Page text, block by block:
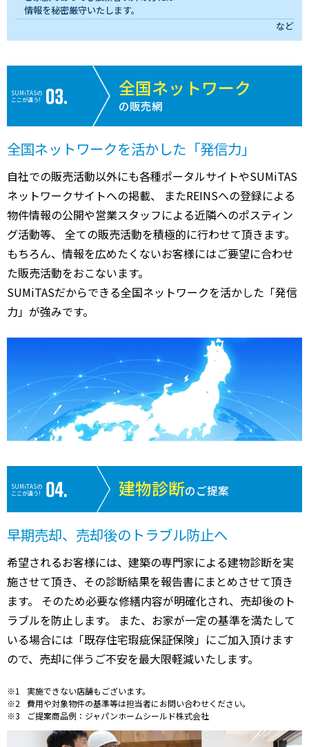
情報を秘密厳守いたします。
など
SUMiTASの
ここが違う!
全国ネットワーク
の販売網
全国ネットワークを活かした「発信力」
自社での販売活動以外にも各種ポータルサイトやSUMiTAS
ネットワークサイトへの掲載、 またREINSへの登録による
物件情報の公開や営業スタッフによる近隣へのポスティン
グ活動等、 全ての販売活動を積極的に行わせて頂きます。
もちろん、情報を広めたくないお客様にはご要望に合わせ
た販売活動をおこないます。
SUMiTASだからできる全国ネットワークを活かした「発信
力」が強みです。
SUMiTASの
ここが違う!
建物診断のご提案
早期売却、売却後のトラブル防止へ
希望されるお客様には、建築の専門家による建物診断を実
施させて頂き、その診断結果を報告書にまとめさせて頂き
ます。 そのため必要な修繕内容が明確化され、売却後のト
ラブルを防止します。 また、お家が一定の基準を満たして
いる場合には「既存住宅瑕疵保証保険」にご加入頂けます
ので、売却に伴うご不安を最大限軽減いたします。
実施できない店舗もございます。
費用や対象物件の基準等は担当者にお問い合わせください。
ご提案商品例：ジャパンホームシールド株式会社